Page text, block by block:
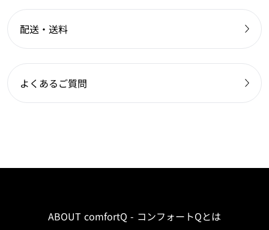
配送・送料
よくあるご質問
ABOUT comfortQ - コンフォートQとは